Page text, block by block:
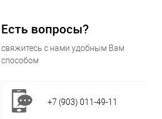
Есть вопросы?
свяжитесь с нами удобным Вам
способом
+7 (903) 011-49-11